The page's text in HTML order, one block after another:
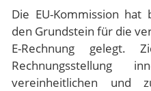
Die EU-Kommission
den Grundstein für die
E-Rechnung
vereinheitlichen und